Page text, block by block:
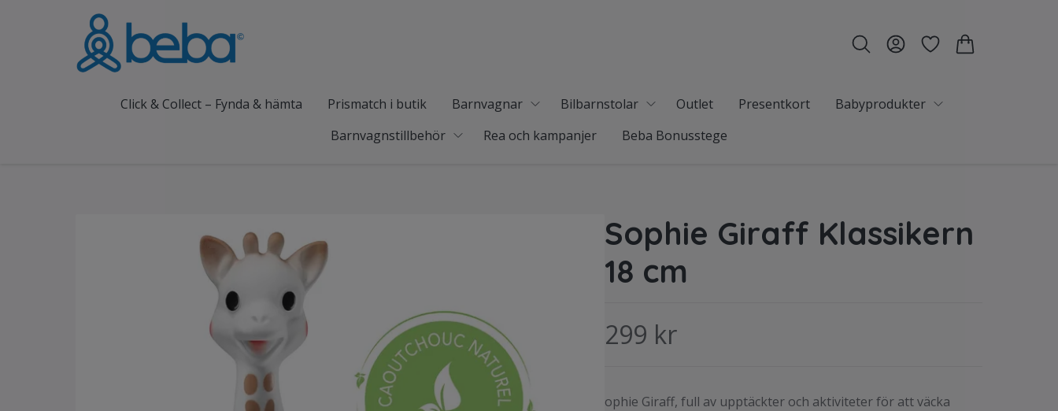
Click & Collect – Fynda & hämta Prismatch i butik Barnvagnar Bilbarnstolar Outlet Presentkort
Babyprodukter
Barnvagnstillbehör
Rea och kampanjer Beba Bonusstege
Sophie Giraff Klassikern
18 cm
299 kr
ophie Giraff, full av upptäckter och aktiviteter för att väcka